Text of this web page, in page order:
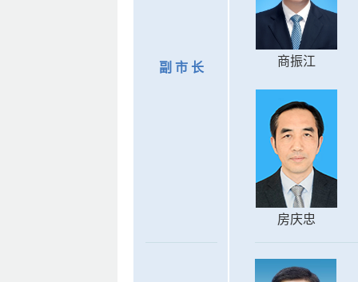
副 市 长 商振江
房庆忠